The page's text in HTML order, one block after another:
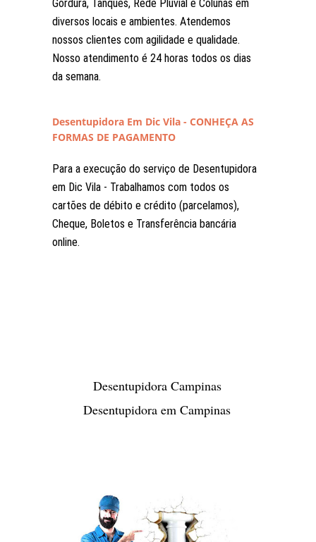
Gordura, Tanques, Rede Pluvial e Colunas em
diversos locais e ambientes. Atendemos
nossos clientes com agilidade e qualidade.
Nosso atendimento é 24 horas todos os dias
da semana.
Desentupidora Em Dic Vila - CONHEÇA AS
FORMAS DE PAGAMENTO
Para a execução do serviço de Desentupidora
em Dic Vila - Trabalhamos com todos os
cartões de débito e crédito (parcelamos),
Cheque, Boletos e Transferência bancária
online.
Desentupidora Campinas
Desentupidora em Campinas